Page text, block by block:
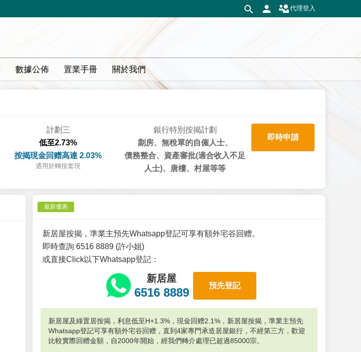
代理登入
數據公佈 置業手冊 關於我們
計劃三
低至2.73%
按揭現金回赠高達 2.03%
適用於轉按套現
銀行特別按揭計劃
劏房、無稅單的自僱人士、
債務整合、資產審批(適合收入不足
人士)、唐樓、村屋等等
即時申請
最新優惠
新居屋按揭，準業主預先Whatsapp登記可享有額外宅谷回赠。
即時查詢 6516 8889 (許小姐)
或直接Click以下Whatsapp登記：
新居屋
6516 8889
預先登記
新居屋及綠置居按揭，利息低至H+1.3%，現金回赠2.1%，新居屋按揭，準業主預先
Whatsapp登記可享有額外宅谷回赠，直到4家專門承造居屋銀行，不經第三方，歡迎
比較實際回赠金額，自2000年開始，經我們轉介處理已超過85000宗。